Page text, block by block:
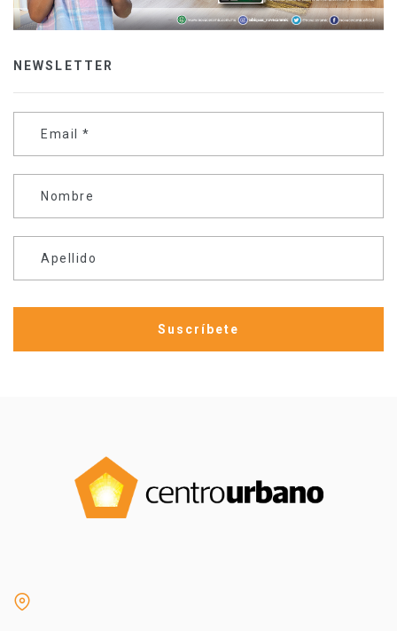
NEWSLETTER
Email *
Nombre
Apellido